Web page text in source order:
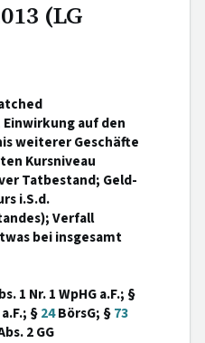
(LG
auf den
weiterer Geschäfte
Kursniveau
Tatbestand; Geld-
i.S.d.
Verfall
bei insgesamt
1 Nr. 1 WpHG a.F.; §
§24BörsG; §73
2 GG